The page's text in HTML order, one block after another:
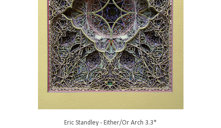
Eric Standley - Either/Or Arch 3.3*